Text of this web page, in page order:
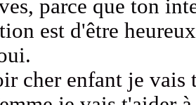
parce que ton
est d'être
cher enfant je